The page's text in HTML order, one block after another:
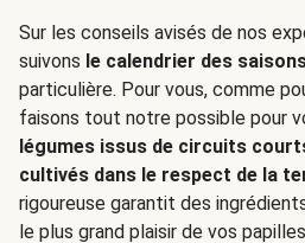
Sur les conseils avisés de nos
suivons le calendrier des
particulière. Pour vous, comme
faisons tout notre possible pour
légumes issus de circuits
cultivés dans le respect de la
rigoureuse garantit des
le plus grand plaisir de vos